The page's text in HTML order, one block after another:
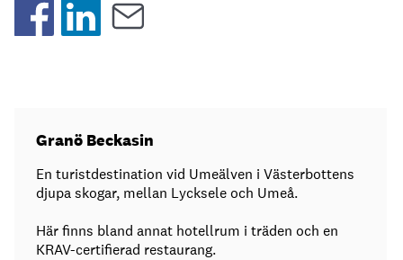
Granö Beckasin
En turistdestination vid Umeälven i Västerbottens
djupa skogar, mellan Lycksele och Umeå.
Här finns bland annat hotellrum i träden och en
KRAV-certifierad restaurang.